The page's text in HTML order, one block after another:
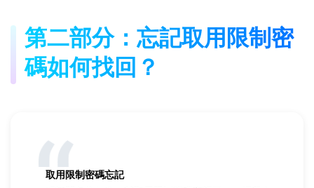
第二部分：忘記取用限制密
碼如何找回？
取用限制密碼忘記